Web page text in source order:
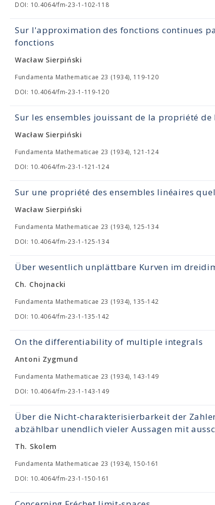
DOI: 10.4064/fm-23-1-102-118
Sur l'approximation des fonctions continues
fonctions
Wacław Sierpiński
Fundamenta Mathematicae 23 (1934), 119-120
DOI: 10.4064/fm-23-1-119-120
Sur les ensembles jouissant de la propriété de
Wacław Sierpiński
Fundamenta Mathematicae 23 (1934), 121-124
DOI: 10.4064/fm-23-1-121-124
Sur une propriété des ensembles linéaires
Wacław Sierpiński
Fundamenta Mathematicae 23 (1934), 125-134
DOI: 10.4064/fm-23-1-125-134
Über wesentlich unplättbare Kurven im
Ch. Chojnacki
Fundamenta Mathematicae 23 (1934), 135-142
DOI: 10.4064/fm-23-1-135-142
On the differentiability of multiple integrals
Antoni Zygmund
Fundamenta Mathematicae 23 (1934), 143-149
DOI: 10.4064/fm-23-1-143-149
Über die Nicht-charakterisierbarkeit der
abzählbar unendlich vieler Aussagen mit
Th. Skolem
Fundamenta Mathematicae 23 (1934), 150-161
DOI: 10.4064/fm-23-1-150-161